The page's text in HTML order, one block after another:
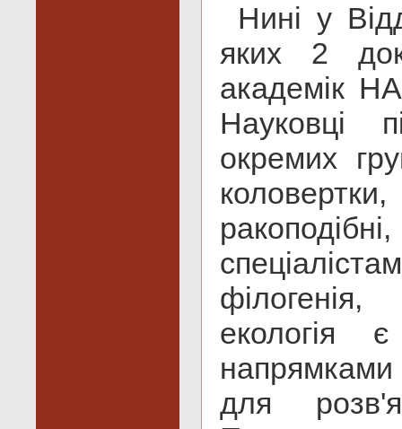
Нині у
яких 2
академік
Науковці
окремих
екологія
напрямками
для